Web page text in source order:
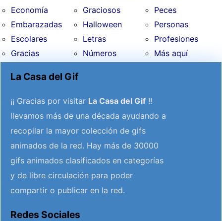
Economía
Embarazadas
Escolares
Gracias
Graciosos
Halloween
Letras
Números
Peces
Personas
Profesiones
Más aquí
La Casa del Gif
¡¡ Gracias por visitar La Casa del Gif !!
llevamos más de una década ayudando a
recopilar la mayor colección de gifs
animados de la red. Hay más de 30000
gifs animados clasificados en categorías
y de libre circulación para poder
compartir o publicar en la red.
Redes Sociales